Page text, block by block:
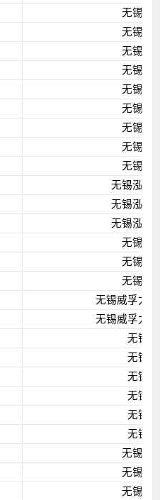
无锡艾
无锡艾
无锡艾
无锡艾
无锡艾
无锡艾
无锡艾
无锡艾
无锡艾
无锡泓历
无锡泓历
无锡泓历
无锡巨
无锡安
无锡安
无锡威孚力
无锡威孚力
无锡
无锡
无锡
无锡
无锡
无锡
无锡众
无锡众
无锡众